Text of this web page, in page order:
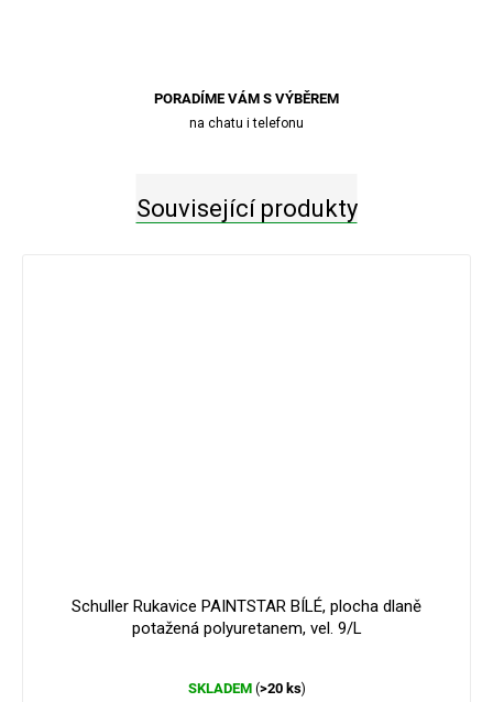
PORADÍME VÁM S VÝBĚREM
na chatu i telefonu
Související produkty
Schuller Rukavice PAINTSTAR BÍLÉ, plocha dlaně
potažená polyuretanem, vel. 9/L
hodnocení
SKLADEM (>20 ks)